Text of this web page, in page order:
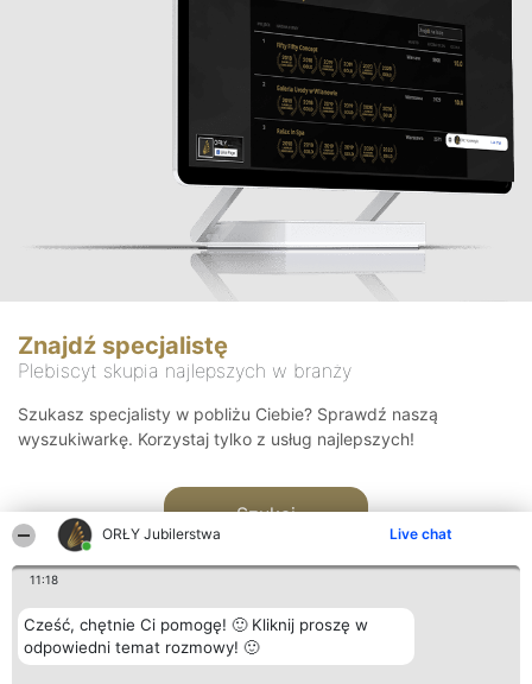
ORŁY Jubilerstwa Live chat
11:18
Cześć, chętnie Ci pomogę! 🙂 Kliknij proszę w
odpowiedni temat rozmowy! 🙂
Znajdź specjalistę
Plebiscyt skupia najlepszych w branży
Szukasz specjalisty w pobliżu Ciebie? Sprawdź naszą
wyszukiwarkę. Korzystaj tylko z usług najlepszych!
Szukaj